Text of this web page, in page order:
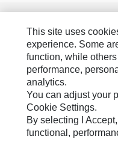
Caterpillar.com
Caterpillar Kontaktieren
Meine Marketing-Präferenzen
Seitenübersicht
This site uses
experience. Some
function, while
performance,
analytics.
You can adjust your
Cookie Settings.
By selecting I
functional,